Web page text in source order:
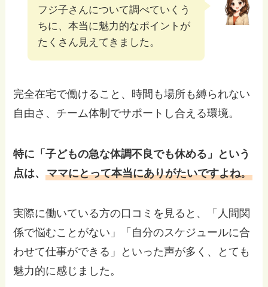
フジ子さんについて調べていくう
ちに、本当に魅力的なポイントが
たくさん見えてきました。
完全在宅で働けること、時間も場所も縛られない
自由さ、チーム体制でサポートし合える環境。
特に「子どもの急な体調不良でも休める」という
点は、ママにとって本当にありがたいですよね。
実際に働いている方の口コミを見ると、「人間関
係で悩むことがない」「自分のスケジュールに合
わせて仕事ができる」といった声が多く、とても
魅力的に感じました。